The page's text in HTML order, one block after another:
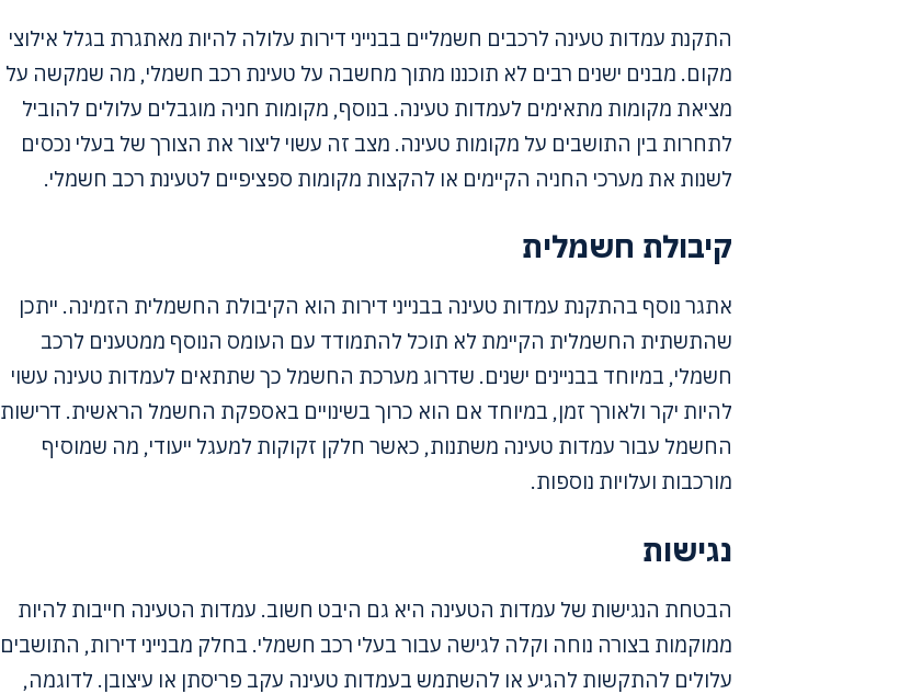
התקנת עמדות טעינה לרכבים חשמליים בבנייני דירות עלולה להיות מאתגרת בגלל אילוצי
מקום. מבנים ישנים רבים לא תוכננו מתוך מחשבה על טעינת רכב חשמלי, מה שמקשה על
מציאת מקומות מתאימים לעמדות טעינה. בנוסף, מקומות חניה מוגבלים עלולים להוביל
לתחרות בין התושבים על מקומות טעינה. מצב זה עשוי ליצור את הצורך של בעלי נכסים
לשנות את מערכי החניה הקיימים או להקצות מקומות ספציפיים לטעינת רכב חשמלי.
קיבולת חשמלית
אתגר נוסף בהתקנת עמדות טעינה בבנייני דירות הוא הקיבולת החשמלית הזמינה. ייתכן
שהתשתית החשמלית הקיימת לא תוכל להתמודד עם העומס הנוסף ממטענים לרכב
חשמלי, במיוחד בבניינים ישנים. שדרוג מערכת החשמל כך שתתאים לעמדות טעינה עשוי
להיות יקר ולאורך זמן, במיוחד אם הוא כרוך בשינויים באספקת החשמל הראשית. דרישות
החשמל עבור עמדות טעינה משתנות, כאשר חלקן זקוקות למעגל ייעודי, מה שמוסיף
מורכבות ועלויות נוספות.
נגישות
הבטחת הנגישות של עמדות הטעינה היא גם היבט חשוב. עמדות הטעינה חייבות להיות
ממוקמות בצורה נוחה וקלה לגישה עבור בעלי רכב חשמלי. בחלק מבנייני דירות, התושבים
עלולים להתקשות להגיע או להשתמש בעמדות טעינה עקב פריסתן או עיצובן. לדוגמה,